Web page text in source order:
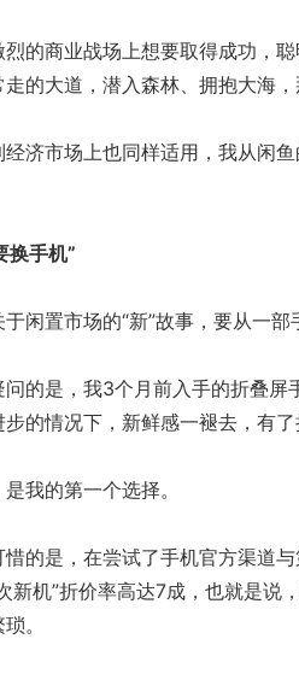
商业战场上想要取得成功，聪
的大道，潜入森林、拥抱大海，
市场上也同样适用，我从闲鱼
手机”
置市场的“新”故事，要从一部
是，我3个月前入手的折叠屏
的情况下，新鲜感一褪去，有了
的第一个选择。
是，在尝试了手机官方渠道与
新机”折价率高达7成，也就是
。